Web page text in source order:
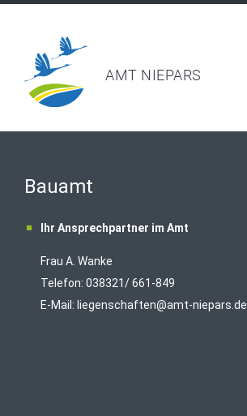
AMT NIEPARS
Bauamt
Ihr Ansprechpartner im Amt
Frau A. Wanke
Telefon: 038321/ 661-849
E-Mail: liegenschaften@amt-niepars.de